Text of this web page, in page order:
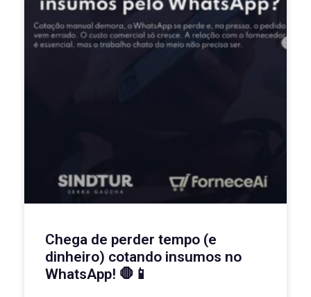
Chega de perder tempo (e
dinheiro) cotando insumos no
WhatsApp! 🛑📱